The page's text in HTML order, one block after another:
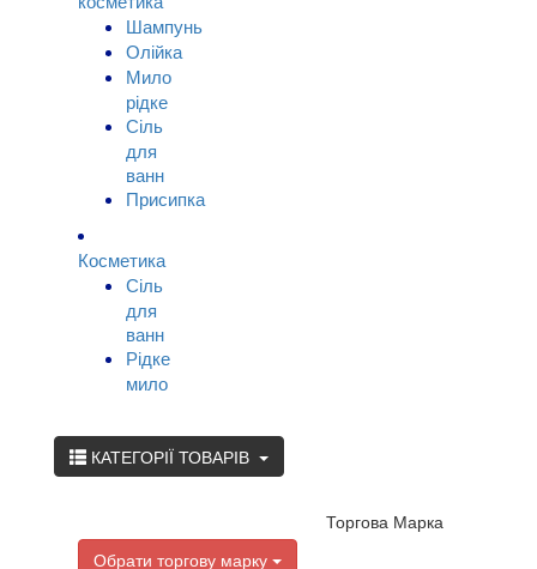
Шампунь
Олійка
Мило
рідке
Сіль
для
ванн
Присипка
Косметика
Сіль
для
ванн
Рідке
мило
КАТЕГОРІЇ ТОВАРІВ
Торгова Марка
Обрати торгову марку